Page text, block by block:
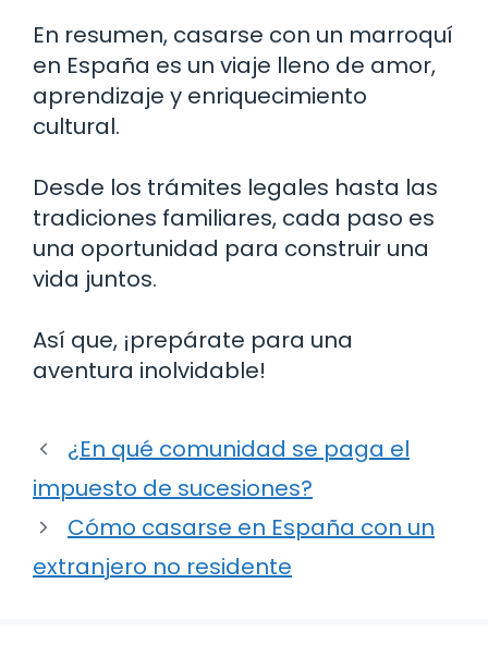
En resumen, casarse con un marroquí
en España es un viaje lleno de amor,
aprendizaje y enriquecimiento
cultural.
Desde los trámites legales hasta las
tradiciones familiares, cada paso es
una oportunidad para construir una
vida juntos.
Así que, ¡prepárate para una
aventura inolvidable!
¿En qué comunidad se paga el
impuesto de sucesiones?
Cómo casarse en España con un
extranjero no residente